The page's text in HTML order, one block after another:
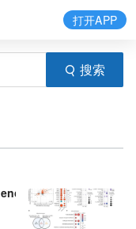
搜索
打开APP
子刊找到元凶！证